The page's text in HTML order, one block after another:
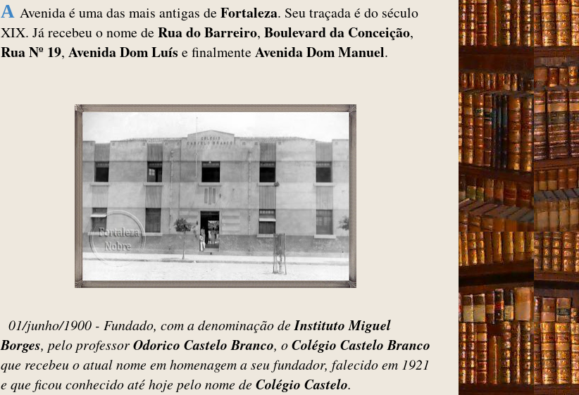
A Avenida é uma das mais antigas de Fortaleza. Seu traçada é do século
XIX. Já recebeu o nome de Rua do Barreiro, Boulevard da Conceição,
Rua Nº 19, Avenida Dom Luís e finalmente Avenida Dom Manuel.
01/junho/1900 - Fundado, com a denominação de Instituto Miguel
Borges, pelo professorOdorico Castelo Branco, oColégio Castelo Branco
que recebeu o atual nome em homenagem a seu fundador, falecido em 1921
e que ficou conhecido até hoje pelo nome de Colégio Castelo.